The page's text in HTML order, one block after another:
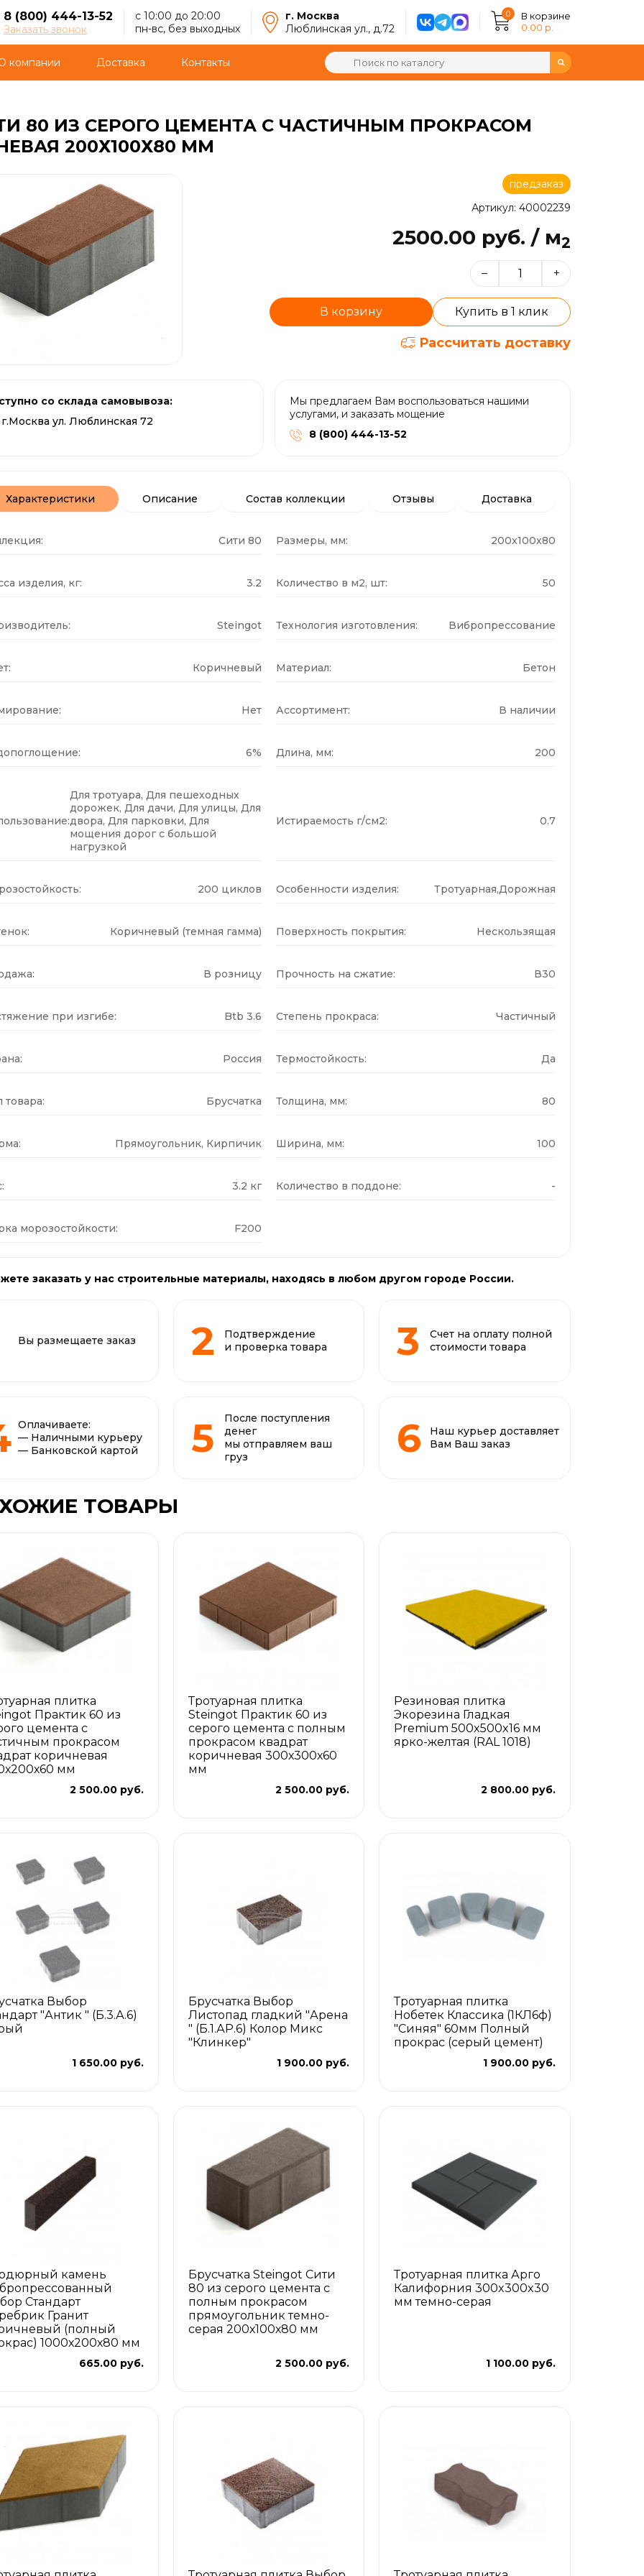
8 (800) 444-13-52
Заказать звонок
с 10:00 до 20:00
пн-вс, без выходных
г. Москва
Люблинская ул., д.72
0
В корзине
0.00 р.
компании Доставка Контакты
80 ИЗ СЕРОГО ЦЕМЕНТА С ЧАСТИЧНЫМ ПРОКРАСОМ
200Х100Х80 ММ
предзаказ
Артикул: 40002239
2500.00 руб. / м2
– +
В корзину Купить в 1 клик
Рассчитать доставку
со склада самовывоза:
г.Москва ул. Люблинская 72
Мы предлагаем Вам воспользоваться нашими
услугами, и заказать мощение
8 (800) 444-13-52
Характеристики Описание Состав коллекции Отзывы Доставка
Сити 80 Размеры, мм: 200x100x80
изделия, кг: 3.2 Количество в м2, шт: 50
Steingot Технология изготовления: Вибропрессование
Коричневый Материал: Бетон
Нет Ассортимент: В наличии
6% Длина, мм: 200
Для тротуара, Для пешеходных
дорожек, Для дачи, Для улицы, Для
двора, Для парковки, Для
мощения дорог с большой
нагрузкой
Истираемость г/см2: 0.7
200 циклов Особенности изделия: Тротуарная,Дорожная
Коричневый (темная гамма) Поверхность покрытия: Нескользящая
В розницу Прочность на сжатие: В30
при изгибе: Btb 3.6 Степень прокраса: Частичный
Россия Термостойкость: Да
товара: Брусчатка Толщина, мм: 80
Прямоугольник, Кирпичик Ширина, мм: 100
3.2 кг Количество в поддоне: -
морозостойкости: F200
заказать у нас строительные материалы, находясь в любом другом городе России.
Вы размещаете заказ
Подтверждение
и проверка товара
Счет на оплату полной
стоимости товара
Оплачиваете:
— Наличными курьеру
— Банковской картой
После поступления
денег
мы отправляем ваш
груз
Наш курьер доставляет
Вам Ваш заказ
ТОВАРЫ
плитка
Практик 60 из
цемента с
прокрасом
коричневая
мм
2 500.00 руб.
Тротуарная плитка
Steingot Практик 60 из
серого цемента с полным
прокрасом квадрат
коричневая 300х300х60
мм
2 500.00 руб.
Резиновая плитка
Экорезина Гладкая
Premium 500x500x16 мм
ярко-желтая (RAL 1018)
2 800.00 руб.
Выбор
"Антик " (Б.3.А.6)
1 650.00 руб.
Брусчатка Выбор
Листопад гладкий "Арена
" (Б.1.АР.6) Колор Микс
"Клинкер"
1 900.00 руб.
Тротуарная плитка
Нобетек Классика (1КЛ6ф)
"Синяя" 60мм Полный
прокрас (серый цемент)
1 900.00 руб.
камень
Стандарт
Гранит
(полный
1000х200х80 мм
665.00 руб.
Брусчатка Steingot Сити
80 из серого цемента с
полным прокрасом
прямоугольник темно-
серая 200х100х80 мм
2 500.00 руб.
Тротуарная плитка Арго
Калифорния 300x300x30
мм темно-серая
1 100.00 руб.